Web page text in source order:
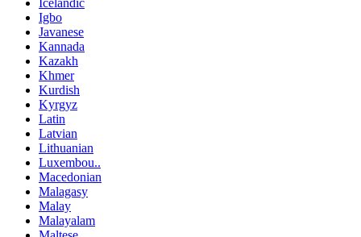
Icelandic
Igbo
Javanese
Kannada
Kazakh
Khmer
Kurdish
Kyrgyz
Latin
Latvian
Lithuanian
Luxembou..
Macedonian
Malagasy
Malay
Malayalam